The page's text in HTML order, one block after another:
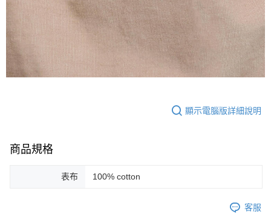
顯示電腦版詳細說明
商品規格
表布 100% cotton
客服